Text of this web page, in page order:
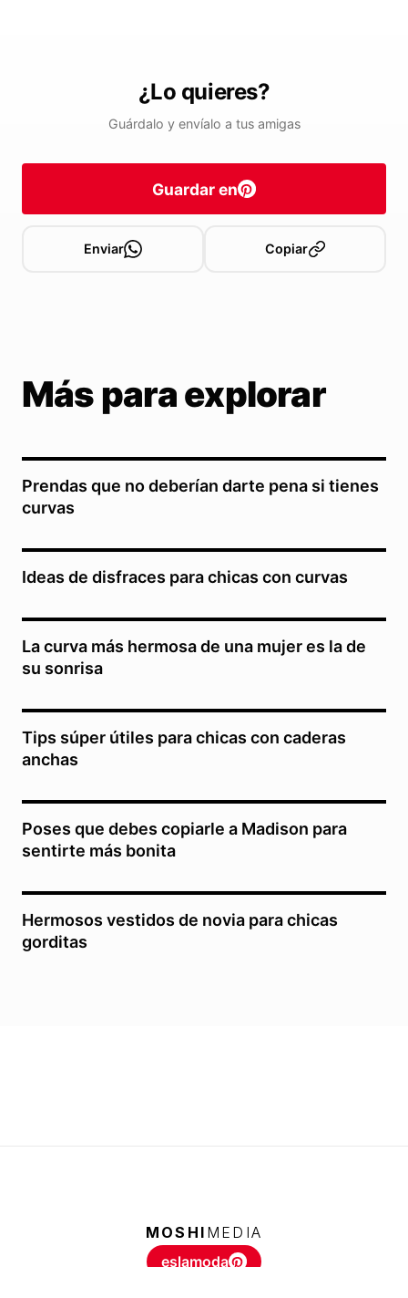
¿Lo quieres?
Guárdalo y envíalo a tus amigas
Guardar en
Enviar Copiar
Más para explorar
Prendas que no deberían darte pena si tienes
curvas
Ideas de disfraces para chicas con curvas
La curva más hermosa de una mujer es la de
su sonrisa
Tips súper útiles para chicas con caderas
anchas
Poses que debes copiarle a Madison para
sentirte más bonita
Hermosos vestidos de novia para chicas
gorditas
MOSHI MEDIA
eslamoda